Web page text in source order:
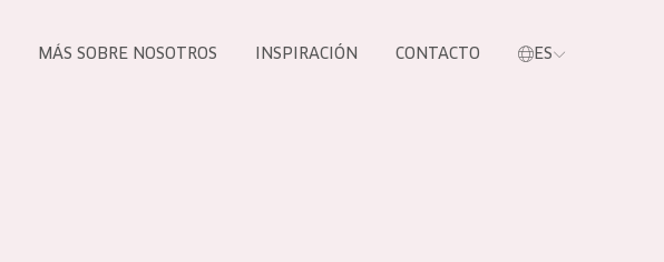
MÁS SOBRE NOSOTROS INSPIRACIÓN CONTACTO ES